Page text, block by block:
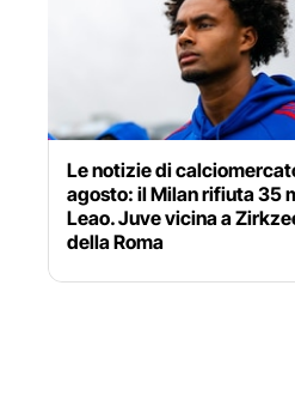
Le notizie di
agosto: il Milan rifiuta 35
Leao. Juve vicina a
della Roma